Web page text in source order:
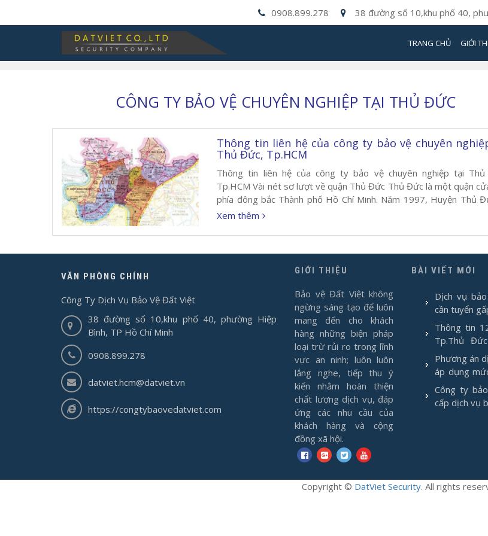
0908.899.278 38 đường số 10,khu phố 40,
TRANG CHỦ GIỚI
CÔNG TY BẢO VỆ CHUYÊN NGHIỆP TẠI THỦ ĐỨC
Thông tin liên hệ của công ty bảo vệ chuyên
Thủ Đức, Tp.HCM
Thông tin liên hệ của công ty bảo vệ chuyên nghiệp tại
Tp.HCM Vài nét sơ lượt về quận Thủ Đức Thủ Đức là một quận
phía đông bắc Thành phố Hồ Chí Minh. Năm 1997, Huyện Thủ
đã được chia thành ba quận mới là Quận 2, Quận […]
Xem thêm
VĂN PHÒNG CHÍNH
Công Ty Dịch Vụ Bảo Vệ Đất Việt
38 đường số 10,khu phố 40, phường Hiệp
Bình, TP Hồ Chí Minh
0908.899.278
datviet.hcm@datviet.vn
https://congtybaovedatviet.com
GIỚI THIỆU
Bảo vệ Đất Việt không
ngừng sáng tạo để luôn
mang đến cho khách
hàng những biện pháp
loại trừ rủi ro trong lĩnh
vực an ninh; luôn luôn
lắng nghe, tiếp thu ý
kiến nhằm hoàn thiện
chất lượng dịch vụ, đáp
ứng các nhu cầu của
khách hàng và cộng
đồng xã hội.
BÀI VIẾT MỚI
Dịch vụ
cần tuyển
Thông tin
Tp.Thủ
1/7/2025
Phương án
áp dụng
2026
Công ty
cấp dịch vụ
Copyright © DatViet Security. All rights